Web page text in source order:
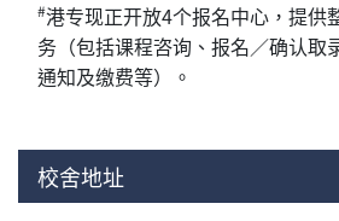
#港专现正开放4个报名中心，提供
务（包括课程咨询、报名／确认取
通知及缴费等）。
校舍地址